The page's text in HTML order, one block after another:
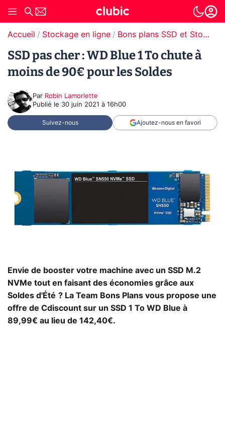
Accueil Stockage en ligne Bons plans SSD et Stockage
SSD pas cher : WD Blue 1 To chute à
moins de 90€ pour les Soldes
Par Robin Lamorlette
Publié le 30 juin 2021 à 16h00
Suivez-nous Ajoutez-nous en favori
Envie de booster votre machine avec un SSD M.2
NVMe tout en faisant des économies grâce aux
Soldes d'Été ? La Team Bons Plans vous propose une
offre de Cdiscount sur un SSD 1 To WD Blue à
89,99€ au lieu de 142,40€.